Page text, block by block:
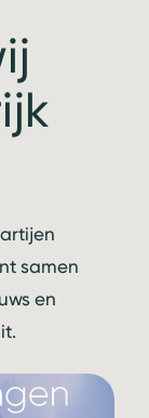
samen
en